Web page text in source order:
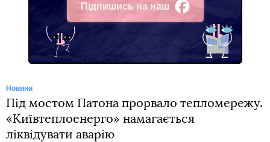
Підпишись на наш
Facebook
Новини
Під мостом Патона прорвало тепломережу.
«Київтеплоенерго» намагається
ліквідувати аварію